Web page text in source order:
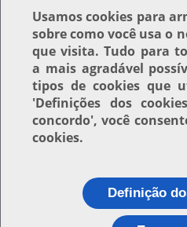
Usamoscookies para
sobre como você usa o
que visita. Tudo para
a mais agradável
tipos de cookies que
'Definições dos
concordo', você
cookies.